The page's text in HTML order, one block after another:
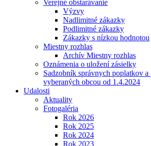
Verejné obstarávanie
Výzvy
Nadlimitné zákazky
Podlimitné zákazky
Zákazky s nízkou hodnotou
Miestny rozhlas
Archív Miestny rozhlas
Oznámenia o uložení zásielky
Sadzobník správnych poplatkov
vyberaných obcou od 1.4.2024
Udalosti
Aktuality
Fotogaléria
Rok 2026
Rok 2025
Rok 2024
Rok 2023